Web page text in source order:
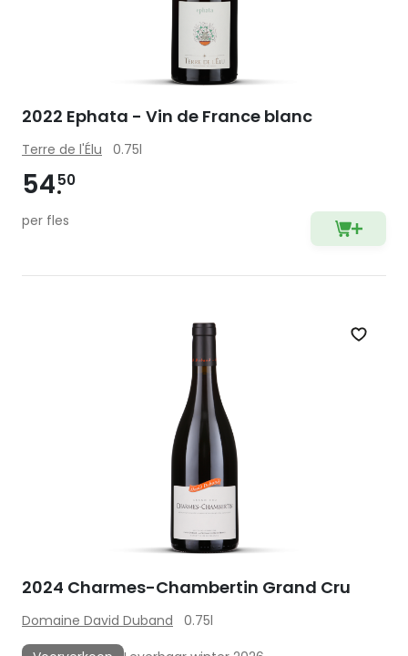
2022 Ephata - Vin de France blanc
Terre de l'Élu 0.75l
5450
per fles
Zet
2024 Charmes-Chambertin Grand Cru
Domaine David Duband
0.75l